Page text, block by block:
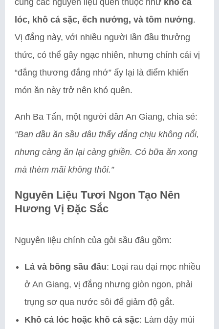
lóc, khô cá sặc, ếch nướng, và tôm nướng.
Vị đắng này, với nhiều người lần đầu thưởng
thức, có thể gây ngạc nhiên, nhưng chính cái vị
“đắng thương đắng nhớ” ấy lại là điểm khiến
món ăn này trở nên khó quên.
Anh Ba Tấn, một người dân An Giang, chia sẻ:
“Ban đầu ăn sầu đâu thấy đắng chịu không nổi,
nhưng càng ăn lại càng ghiền. Có bữa ăn xong
mà thèm mãi không thôi.”
Nguyên Liệu Tươi Ngon Tạo Nên
Hương Vị Đặc Sắc
Nguyên liệu chính của gỏi sầu đâu gồm:
Lá và bông sầu đâu: Loại rau dại mọc nhiều
ở An Giang, vị đắng nhưng giòn ngon, phải
trụng sơ qua nước sôi để giảm độ gắt.
Khô cá lóc hoặc khô cá sặc: Làm dậy mùi